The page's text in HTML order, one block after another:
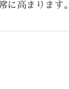
に高まります。